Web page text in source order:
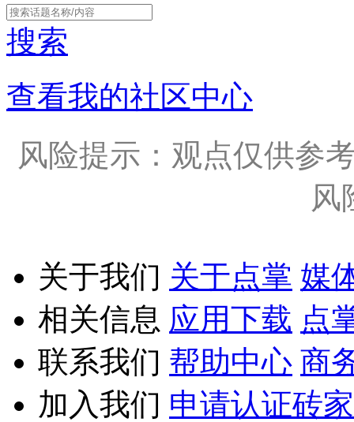
搜索
查看我的社区中心
风险提示：观点仅供参
风
关于我们 关于点掌 媒
相关信息 应用下载 点
联系我们 帮助中心 商
加入我们 申请认证砖家